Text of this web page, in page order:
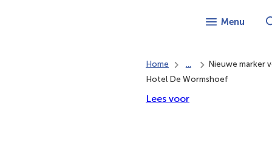
Menu
Home ...
Nieuwe marker
Hotel De Wormshoef
Lees voor